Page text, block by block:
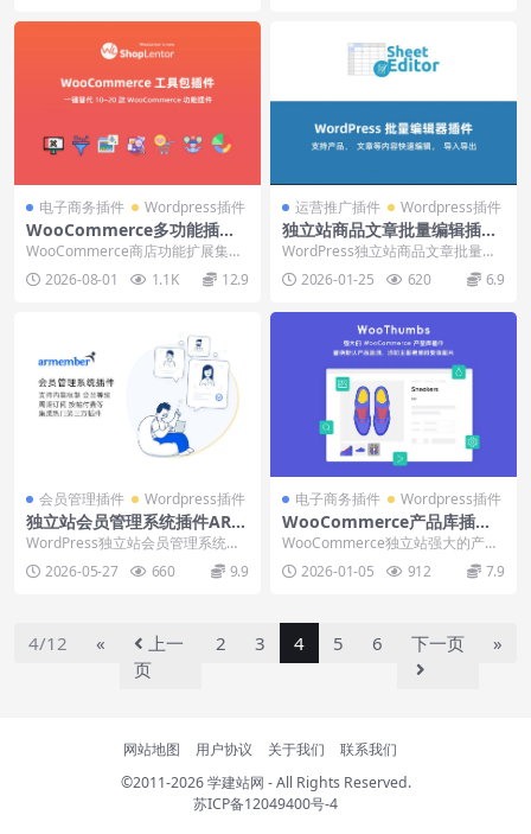
电子商务插件 Wordpress插件
WooCommerce多功能插件
WooLentor（ShopLentor）
下载安装教程
WooCommerce商店功能扩展集成
插件Woolentor/Shoplento...
2026-08-01 1.1K 12.9
运营推广插件 Wordpress插件
独立站商品文章批量编辑插件
WP Sheet Editor下载安装使
用教程
WordPress独立站商品文章批量快
速编辑插件WP Sheet Editor，...
2026-01-25 620 6.9
会员管理插件 Wordpress插件
独立站会员管理系统插件ARM
ember下载安装使用教程
WordPress独立站会员管理系统建
立插件ARMember，支持内容限
制、会员...
2026-05-27 660 9.9
电子商务插件 Wordpress插件
WooCommerce产品库插件
WooThumbs下载安装使用教
程
WooCommerce独立站强大的产品
库插件WooThumbs，支持wooco
m...2026-01-05 912 7.9
4/12 «
上一
页
2 3 4 5 6 下一页 »
网站地图 用户协议 关于我们
联系我们
©2011-2026学建站网 - All Rights Reserved.
苏ICP备12049400号-4